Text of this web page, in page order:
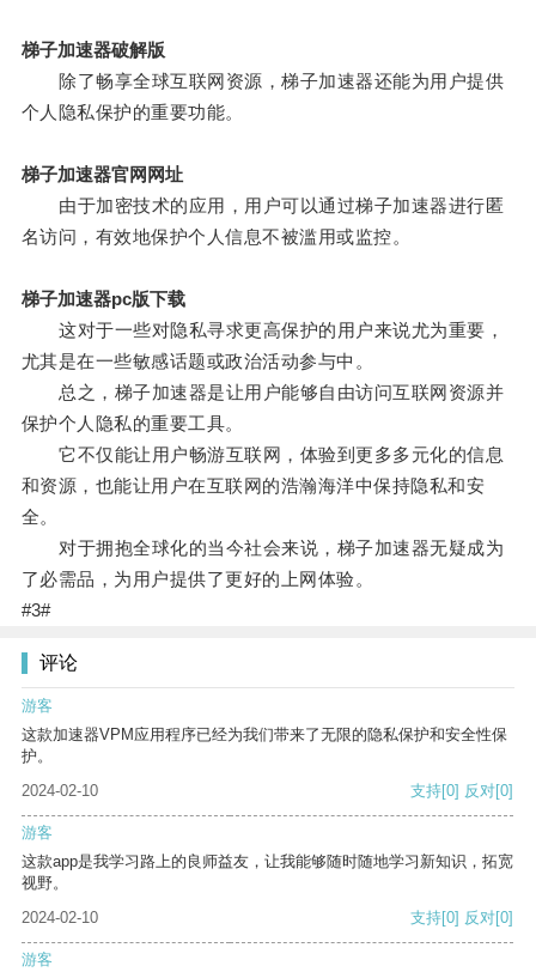
梯子加速器破解版
除了畅享全球互联网资源，梯子加速器还能为用户提供
个人隐私保护的重要功能。
梯子加速器官网网址
由于加密技术的应用，用户可以通过梯子加速器进行匿
名访问，有效地保护个人信息不被滥用或监控。
梯子加速器pc版下载
这对于一些对隐私寻求更高保护的用户来说尤为重要，
尤其是在一些敏感话题或政治活动参与中。
总之，梯子加速器是让用户能够自由访问互联网资源并
保护个人隐私的重要工具。
它不仅能让用户畅游互联网，体验到更多多元化的信息
和资源，也能让用户在互联网的浩瀚海洋中保持隐私和安
全。
对于拥抱全球化的当今社会来说，梯子加速器无疑成为
了必需品，为用户提供了更好的上网体验。
#3#
评论
游客
这款加速器VPM应用程序已经为我们带来了无限的隐私保护和安全性保
护。
2024-02-10
支持[0] 反对[0]
游客
这款app是我学习路上的良师益友，让我能够随时随地学习新知识，拓宽
视野。
2024-02-10
支持[0] 反对[0]
游客